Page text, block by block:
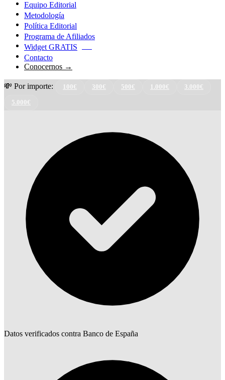
Equipo Editorial
Metodología
Política Editorial
Programa de Afiliados
Widget GRATIS
Contacto
Conocernos →
💸 Por importe: 100€ 300€ 500€ 1.000€ 3.000€
5.000€
Datos verificados contra Banco de España